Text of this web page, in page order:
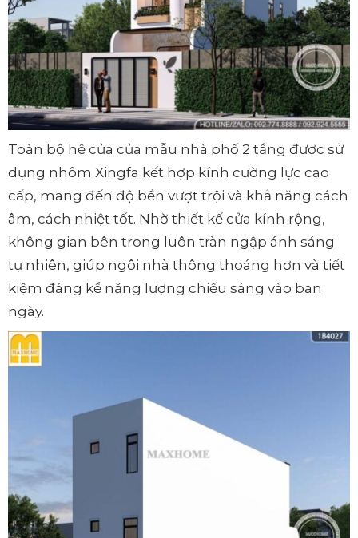
Toàn bộ hệ cửa của mẫu nhà phố 2 tầng được sử
dụng nhôm Xingfa kết hợp kính cường lực cao
cấp, mang đến độ bền vượt trội và khả năng cách
âm, cách nhiệt tốt. Nhờ thiết kế cửa kính rộng,
không gian bên trong luôn tràn ngập ánh sáng
tự nhiên, giúp ngôi nhà thông thoáng hơn và tiết
kiệm đáng kể năng lượng chiếu sáng vào ban
ngày.